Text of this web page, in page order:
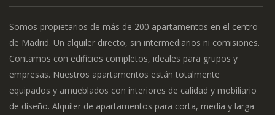
Somos propietarios de más de 200 apartamentos en el centro
de Madrid. Un alquiler directo, sin intermediarios ni comisiones.
Contamos con edificios completos, ideales para grupos y
empresas. Nuestros apartamentos están totalmente
equipados y amueblados con interiores de calidad y mobiliario
de diseño. Alquiler de apartamentos para corta, media y larga